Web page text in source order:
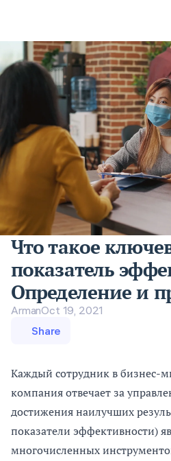
Что такое
показатель
Определение и
ArmanOct 19, 2021
Share
Каждый сотрудник в бизнес-
компания отвечает за
достижения наилучших
показатели эффективности)
многочисленных